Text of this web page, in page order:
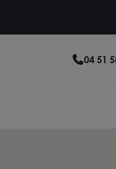
04 51